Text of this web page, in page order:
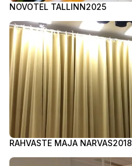
NOVOTEL TALLINN2025
RAHVASTE MAJA NARVAS2018